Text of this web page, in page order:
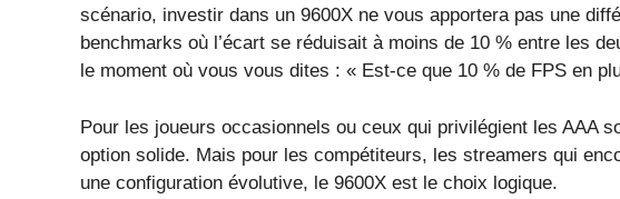
scénario, investir dans un 9600X ne vous apportera pas une
benchmarks où l’écart se réduisait à moins de 10 % entre les
le moment où vous vous dites : « Est-ce que 10 % de FPS en
Pour les joueurs occasionnels ou ceux qui privilégient les AAA
option solide. Mais pour les compétiteurs, les streamers qui
une configuration évolutive, le 9600X est le choix logique.